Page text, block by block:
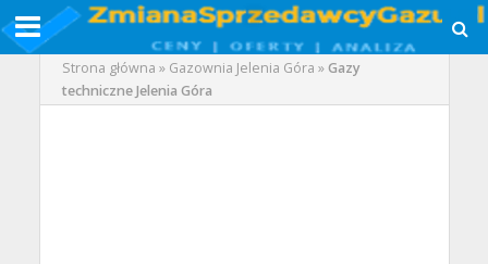
Strona główna » Gazownia Jelenia Góra »Gazy
techniczne Jelenia Góra